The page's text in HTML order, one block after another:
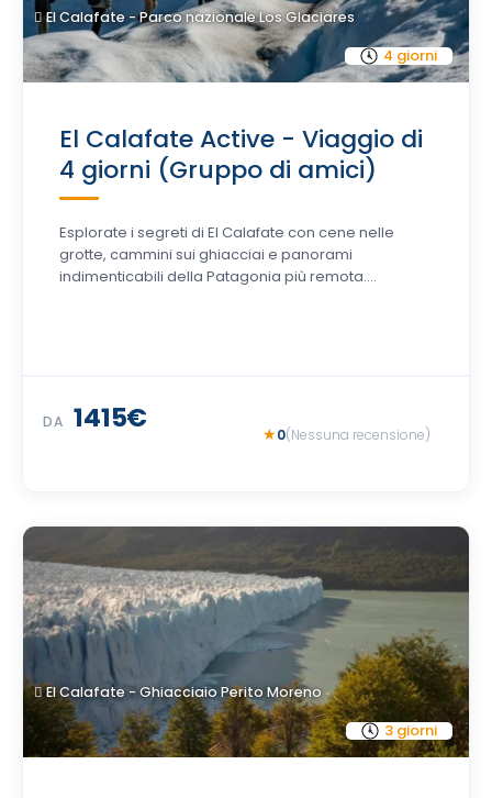
4 giorni
El Calafate - Parco nazionale Los Glaciares
El Calafate Active - Viaggio di
4 giorni (Gruppo di amici)
Esplorate i segreti di El Calafate con cene nelle
grotte, cammini sui ghiacciai e panorami
indimenticabili della Patagonia più remota....
DA 1415€ 0(Nessuna recensione)
3 giorni
El Calafate - Ghiacciaio Perito Moreno